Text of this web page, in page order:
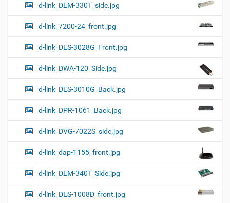
d-link_DEM-330T_side.jpg
d-link_7200-24_front.jpg
d-link_DES-3028G_Front.jpg
d-link_DWA-120_Side.jpg
d-link_DES-3010G_Back.jpg
d-link_DPR-1061_Back.jpg
d-link_DVG-7022S_side.jpg
d-link_dap-1155_front.jpg
d-link_DEM-340T_Side.jpg
d-link_DES-1008D_front.jpg